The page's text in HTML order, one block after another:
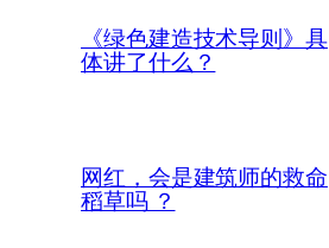
《绿色建造技术导则》具
体讲了什么？
网红，会是建筑师的救命
稻草吗 ？